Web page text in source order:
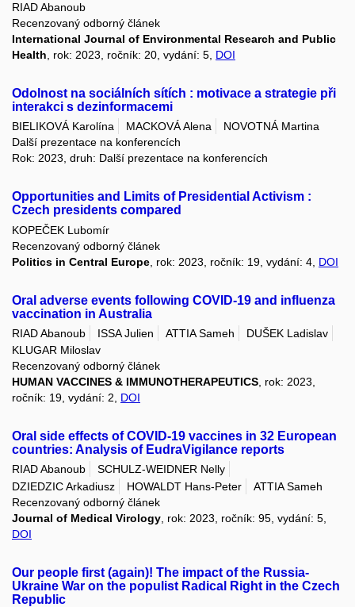
RIAD Abanoub
Recenzovaný odborný článek
International Journal of Environmental Research and Public
Health , rok: 2023, ročník: 20, vydání: 5, DOI
Odolnost na sociálních sítích : motivace a strategie při
interakci s dezinformacemi
BIELIKOVÁ Karolína MACKOVÁ Alena
NOVOTNÁ Martina
Další prezentace na konferencích
Rok: 2023, druh: Další prezentace na konferencích
Opportunities and Limits of Presidential Activism :
Czech presidents compared
KOPEČEK Lubomír
Recenzovaný odborný článek
Politics in Central Europe , rok: 2023, ročník: 19, vydání: 4, DOI
Oral adverse events following COVID-19 and influenza
vaccination in Australia
RIAD Abanoub ISSA Julien ATTIA Sameh
DUŠEK Ladislav
KLUGAR Miloslav
Recenzovaný odborný článek
HUMAN VACCINES & IMMUNOTHERAPEUTICS , rok: 2023,
ročník: 19, vydání: 2, DOI
Oral side effects of COVID-19 vaccines in 32 European
countries: Analysis of EudraVigilance reports
RIAD Abanoub
SCHULZ-WEIDNER Nelly
DZIEDZIC Arkadiusz
HOWALDT Hans-Peter
ATTIA Sameh
Recenzovaný odborný článek
Journal of Medical Virology , rok: 2023, ročník: 95, vydání: 5,
DOI
Our people first (again)! The impact of the Russia-
Ukraine War on the populist Radical Right in the Czech
Republic